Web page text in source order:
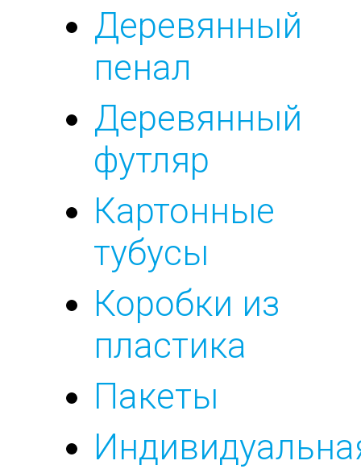
Деревянный
пенал
Деревянный
футляр
Картонные
тубусы
Коробки из
пластика
Пакеты